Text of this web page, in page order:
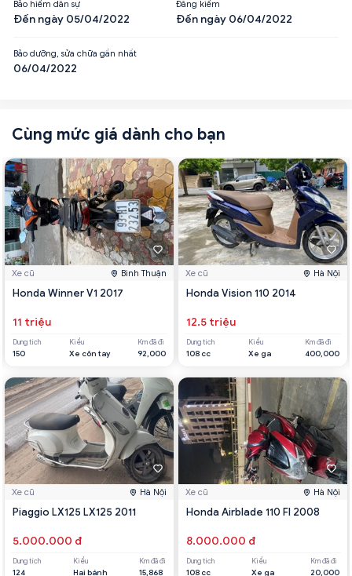
Bảo hiểm dân sự
Đến ngày 05/04/2022
Đăng kiểm
Đến ngày 06/04/2022
Bảo dưỡng, sửa chữa gần nhất
06/04/2022
Cùng mức giá dành cho bạn
Xe cũ Bình Thuận
Honda Winner V1 2017
11 triệu
Dung tích
150
Kiểu
Xe côn tay
Km đã đi
92,000
Xe cũ Hà Nội
Piaggio LX125 LX125 2011
5.000.000 đ
Dung tích
124
Kiểu
Hai bánh
Km đã đi
15,868
Xe cũ Hà Nội
Honda Vision 110 2014
12.5 triệu
Dung tích
108 cc
Kiểu
Xe ga
Km đã đi
400,000
Xe cũ Hà Nội
Honda Airblade 110 FI 2008
8.000.000 đ
Dung tích
108 cc
Kiểu
Xe ga
Km đã đi
20,000